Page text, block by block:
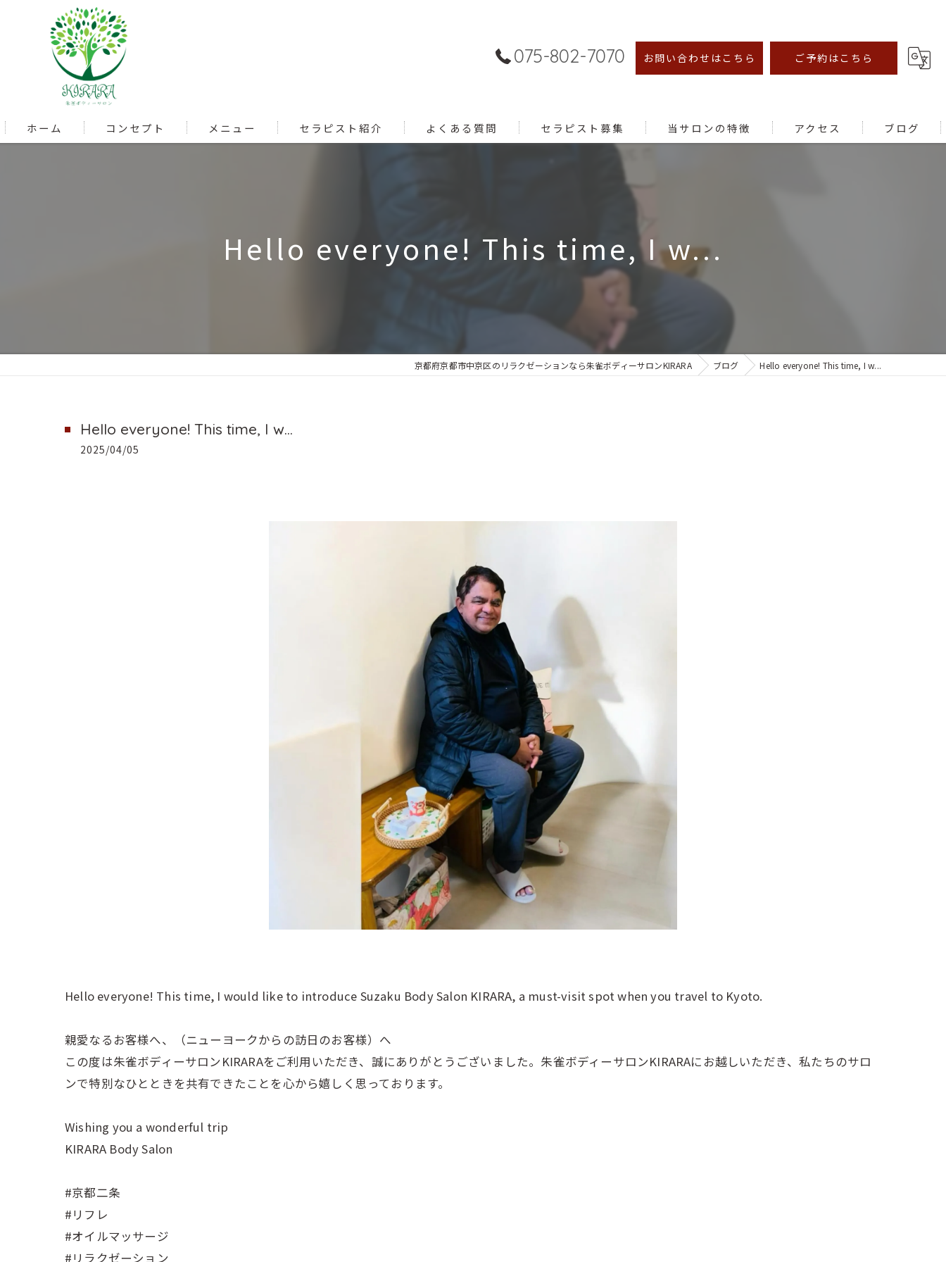
075-802-7070 お問い合わせはこちら ご予約はこちら
ホーム コンセプト メニュー セラピスト紹介 よくある質問 セラピスト募集 当サロンの特徴
腰痛
アクセス ブログ
Hello everyone! This time, I w...
京都府京都市中京区のリラクゼーションなら朱雀ボディーサロンKIRARA ブログ Hello everyone! This time, I w...
Hello everyone! This time, I w...
2025/04/05
Hello everyone! This time, I would like to introduce Suzaku Body Salon KIRARA, a must-visit spot when you travel to Kyoto.
親愛なるお客様へ、（ニューヨークからの訪日のお客様）へ
この度は朱雀ボディーサロンKIRARAをご利用いただき、誠にありがとうございました。朱雀ボディーサロンKIRARAにお越しいただき、私たちのサロ
ンで特別なひとときを共有できたことを心から嬉しく思っております。
Wishing you a wonderful trip
KIRARA Body Salon
#京都二条
#リフレ
#オイルマッサージ
#リラクゼーション